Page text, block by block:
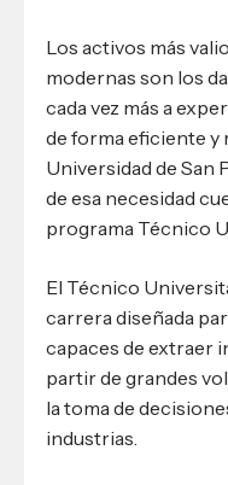
Los activos más
modernas son los
cada vez más a
de forma eficiente y
Universidad de San
de esa necesidad
programa Técnico
El Técnico
carrera diseñada
capaces de extraer
partir de grandes
la toma de
industrias.